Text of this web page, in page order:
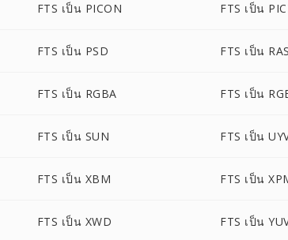
FTS เป็น PICON FTS เป็น
FTS เป็น PSD FTS เป็น RAS
FTS เป็น RGBA FTS เป็น
FTS เป็น SUN FTS เป็น
FTS เป็น XBM FTS เป็น
FTS เป็น XWD FTS เป็น